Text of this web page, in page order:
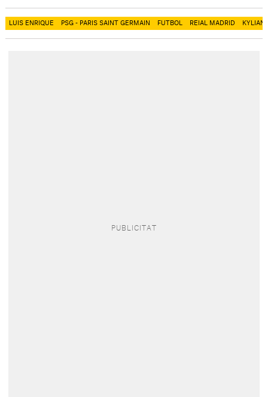
LUIS ENRIQUE PSG - PARIS SAINT GERMAIN FUTBOL REIAL MADRID KYLIAN